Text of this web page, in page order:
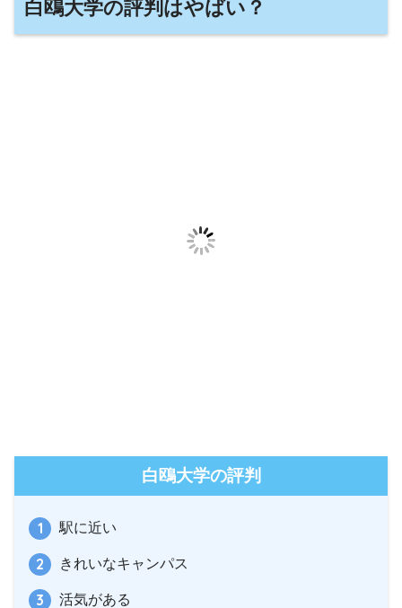
白鴎大学の評判はやばい？
白鴎大学の評判
駅に近い
きれいなキャンパス
活気がある